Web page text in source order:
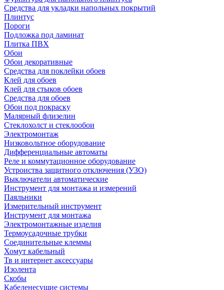
Средства для укладки напольных покрытий
Плинтус
Пороги
Подложка под ламинат
Плитка ПВХ
Обои
Обои декоративные
Средства для поклейки обоев
Клей для обоев
Клей для стыков обоев
Средства для обоев
Обои под покраску
Малярный флизелин
Стеклохолст и стеклообои
Электромонтаж
Низковольтное оборудование
Дифференциальные автоматы
Реле и коммутационное оборудование
Устроиства защитного отключения (УЗО)
Выключатели автоматические
Инструмент для монтажа и измерений
Паяльники
Измерительный инструмент
Инструмент для монтажа
Электромонтажные изделия
Термоусадочные трубки
Соединительные клеммы
Хомут кабельный
Тв и интернет аксессуары
Изолента
Скобы
Кабеленесущие системы